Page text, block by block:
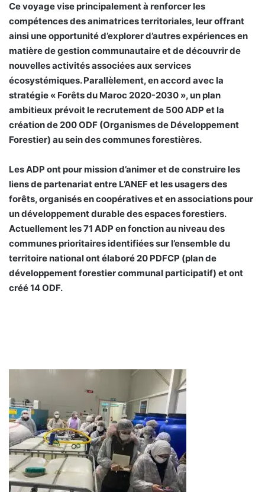
Ce voyage vise principalement à renforcer les
compétences des animatrices territoriales, leur offrant
ainsi une opportunité d’explorer d’autres expériences en
matière de gestion communautaire et de découvrir de
nouvelles activités associées aux services
écosystémiques. Parallèlement, en accord avec la
stratégie « Forêts du Maroc 2020-2030 », un plan
ambitieux prévoit le recrutement de 500 ADP et la
création de 200 ODF (Organismes de Développement
Forestier) au sein des communes forestières.
Les ADP ont pour mission d’animer et de construire les
liens de partenariat entre L’ANEF et les usagers des
forêts, organisés en coopératives et en associations pour
un développement durable des espaces forestiers.
Actuellement les 71 ADP en fonction au niveau des
communes prioritaires identifiées sur l’ensemble du
territoire national ont élaboré 20 PDFCP (plan de
développement forestier communal participatif) et ont
créé 14 ODF.